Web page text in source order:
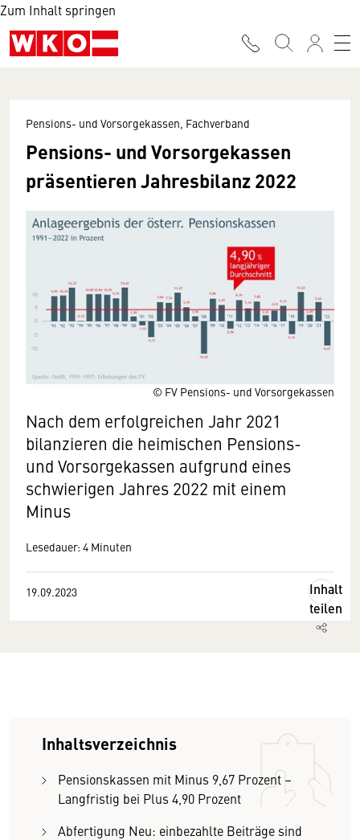
Zum Inhalt springen
© FV Pensions- und Vorsorgekassen
Pensions- und Vorsorgekassen, Fachverband
Pensions- und Vorsorgekassen
präsentieren Jahresbilanz 2022
Nach dem erfolgreichen Jahr 2021
bilanzieren die heimischen Pensions-
und Vorsorgekassen aufgrund eines
schwierigen Jahres 2022 mit einem
Minus
Lesedauer: 4 Minuten
19.09.2023
Inhalt
teilen
Inhaltsverzeichnis
Pensionskassen mit Minus 9,67 Prozent –
Langfristig bei Plus 4,90 Prozent
Abfertigung Neu: einbezahlte Beiträge sind